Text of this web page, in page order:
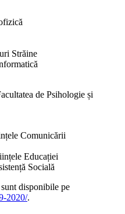
Străine
de Psihologie și
Comunicării
Educației
Socială
disponibile pe
2020/.